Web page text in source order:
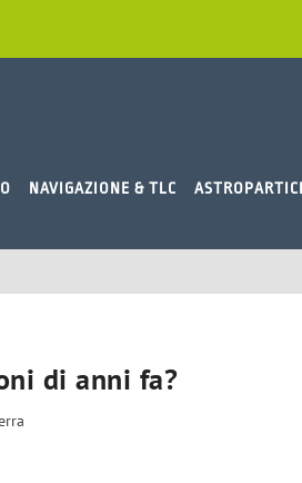
NAVIGAZIONE & TLC
di anni fa?